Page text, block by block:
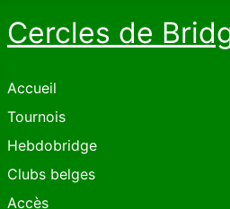
Cercles de
Accueil
Tournois
Hebdobridge
Clubs belges
Accès